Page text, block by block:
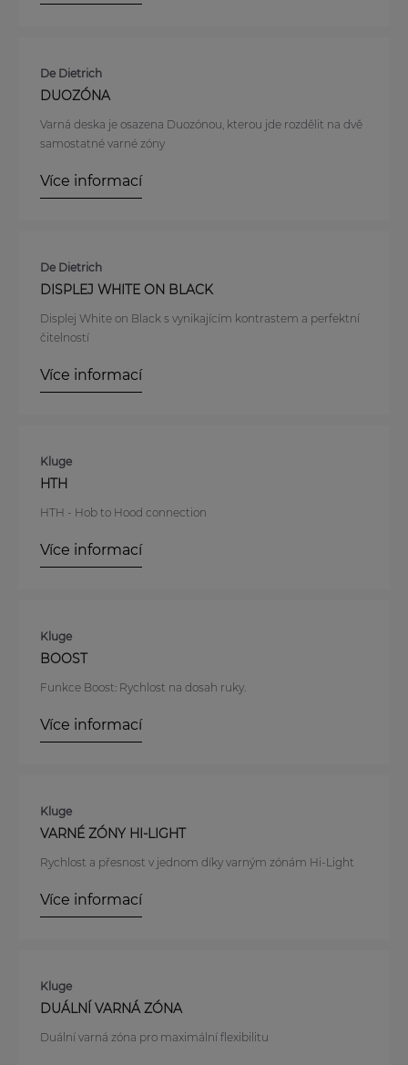
De Dietrich
DUOZÓNA
Varná deska je osazena Duozónou, kterou jde rozdělit na dvě
samostatné varné zóny
Více informací
De Dietrich
DISPLEJ WHITE ON BLACK
Displej White on Black s vynikajícím kontrastem a perfektní
čitelností
Více informací
Kluge
HTH
HTH - Hob to Hood connection
Více informací
Kluge
BOOST
Funkce Boost: Rychlost na dosah ruky.
Více informací
Kluge
VARNÉ ZÓNY HI-LIGHT
Rychlost a přesnost v jednom díky varným zónám Hi-Light
Více informací
Kluge
DUÁLNÍ VARNÁ ZÓNA
Duální varná zóna pro maximální flexibilitu